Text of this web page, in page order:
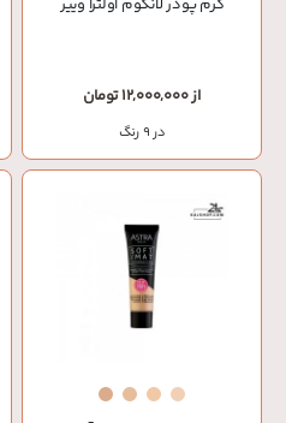
از 12,000,000 تومان
در 9 رنگ